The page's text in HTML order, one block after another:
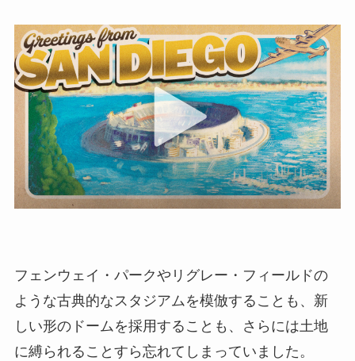
フェンウェイ・パークやリグレー・フィールドの
ような古典的なスタジアムを模倣することも、新
しい形のドームを採用することも、さらには土地
に縛られることすら忘れてしまっていました。